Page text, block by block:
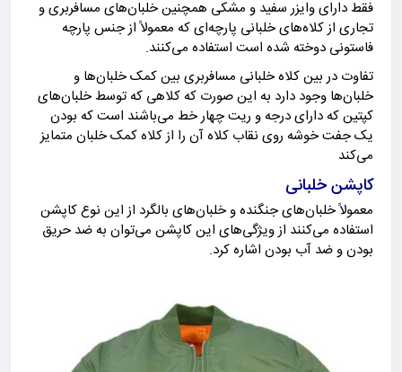
فقط دارای وایزر سفید و مشکی همچنین خلبان‌های مسافربری و
تجاری از کلاه‌های خلبانی پارچه‌ای که معمولاً از جنس پارچه
فاستونی دوخته شده است استفاده می‌کنند.
تفاوت در بین کلاه خلبانی مسافربری بین کمک خلبان‌ها و
خلبان‌ها وجود دارد به این صورت که کلاهی که توسط خلبان‌های
کپتین که دارای درجه و ریت چهار خط می‌باشند است که بودن
یک جفت خوشه روی نقاب کلاه آن را از کلاه کمک خلبان متمایز
می‌کند
کاپشن خلبانی
معمولاً خلبان‌های جنگنده و خلبان‌های بالگرد از این نوع کاپشن
استفاده می‌کنند از ویژگی‌های این کاپشن می‌توان به ضد حریق
بودن و ضد آب بودن اشاره کرد.